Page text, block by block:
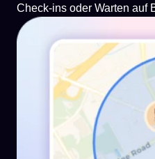
Check-ins oder Warten auf